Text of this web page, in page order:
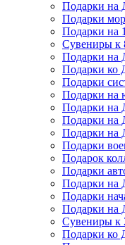
Подарки на
Подарки
Подарки на
Сувениры к
Подарки на
Подарки ко
Подарки
Подарки на
Подарки на
Подарки на
Подарки на
Подарки
Подарок
Подарки
Подарки на
Подарки
Подарки на
Сувениры к
Подарки ко